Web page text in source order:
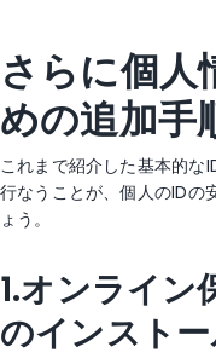
さらに個人
めの追加手
これまで紹介した基本的な
行なうことが、個人のIDの
ょう。
1.オンライン
のインスト